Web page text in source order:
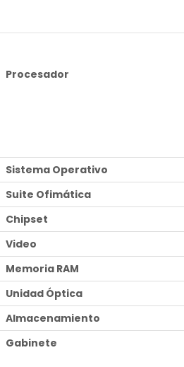
Procesador
Sistema Operativo
Suite Ofimática
Chipset
Video
Memoria RAM
Unidad Óptica
Almacenamiento
Gabinete